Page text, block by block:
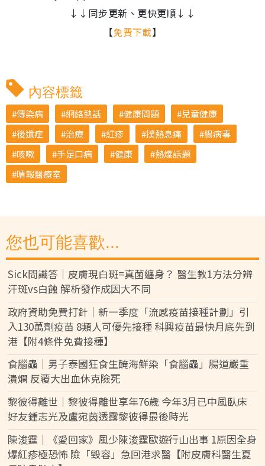
↓↓同步更新、更快更順↓↓
【免費下載】
內容標籤
傳染病 網絡熱話 健康問題
兒童健康
後遺症
治療 紅疹 撲熱息痛
腸病毒
咳嗽
手足口病 健康
熱爆話題
晴報醫療室
您也可能喜歡...
Sick問識答｜皮膚現白斑=真菌纏身？ 醫生教1方法分辨
汗斑vs白蝕 解析發作成因大不同
政府資助免費打針｜新一季度「流感疫苗接種計劃」引
入130萬劑疫苗 8類人可優先接種 科興疫苗最快月底先到
港【附4條件免費接種】
食腦蟲｜男子泰國狂食生醃海鮮染「食腦蟲」腸道嚴重
潰爛 反覆大出血休克險死
黎彼得離世｜黎彼得離世享年76歲 今年3月已中風臥床
好友鍾志光及盧宛茵透露黎彼得最後時光
陳浚霆｜《愛回家》風少陳浚霆歐遊行山出事 1原因全身
爆紅疹極恐怖 險「毀容」急回港求醫【附皮膚科醫生夏